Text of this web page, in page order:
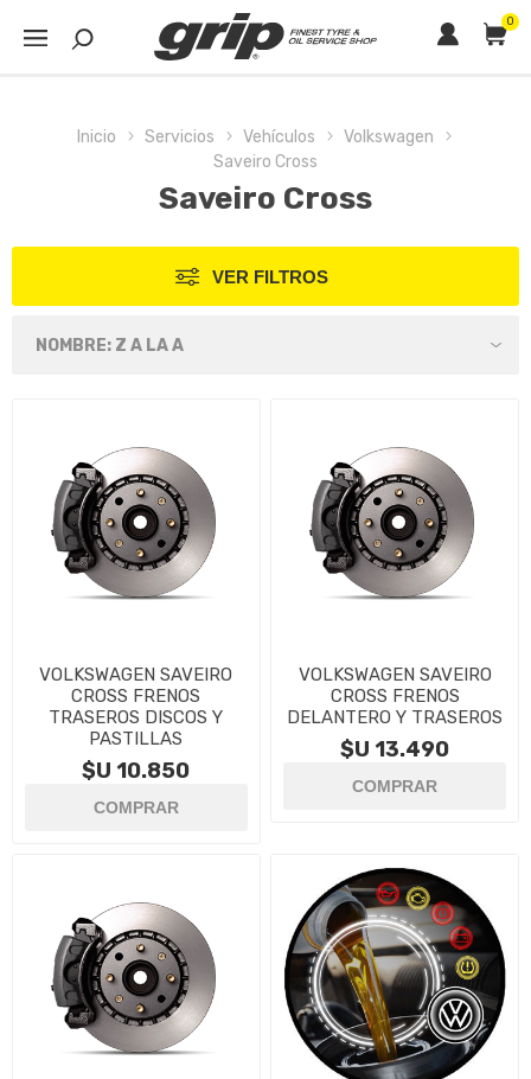
0
Inicio Servicios Vehículos
Volkswagen
Saveiro Cross
Saveiro Cross
VER FILTROS
VOLKSWAGEN SAVEIRO
CROSS FRENOS
TRASEROS DISCOS Y
PASTILLAS
$U 10.850
VOLKSWAGEN SAVEIRO
CROSS FRENOS
DELANTERO Y TRASEROS
$U 13.490